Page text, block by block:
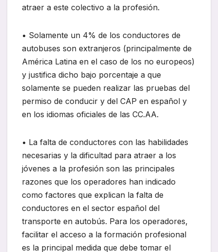
atraer a este colectivo a la profesión.
• Solamente un 4% de los conductores de
autobuses son extranjeros (principalmente de
América Latina en el caso de los no europeos)
y justifica dicho bajo porcentaje a que
solamente se pueden realizar las pruebas del
permiso de conducir y del CAP en español y
en los idiomas oficiales de las CC.AA.
• La falta de conductores con las habilidades
necesarias y la dificultad para atraer a los
jóvenes a la profesión son las principales
razones que los operadores han indicado
como factores que explican la falta de
conductores en el sector español del
transporte en autobús. Para los operadores,
facilitar el acceso a la formación profesional
es la principal medida que debe tomar el